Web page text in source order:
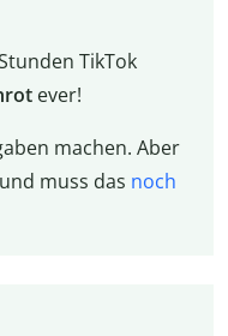
TikTok
ever!
machen. Aber
und muss das noch